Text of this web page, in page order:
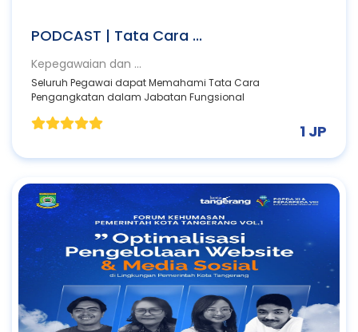
PODCAST | Tata Cara ...
Kepegawaian dan ...
Seluruh Pegawai dapat Memahami Tata Cara
Pengangkatan dalam Jabatan Fungsional
1 JP